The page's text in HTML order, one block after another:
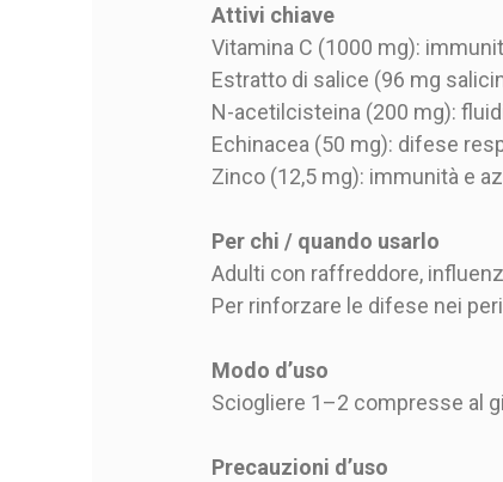
Attivi chiave
Vitamina C (1000 mg):
Estratto di salice (96 mg
N-acetilcisteina (200 mg):
Echinacea (50 mg): difese
Zinco (12,5 mg): immunità e
Per chi / quando usarlo
Adulti con raffreddore,
Per rinforzare le difese nei
Modo d’uso
Sciogliere 1–2 compresse al
Precauzioni d’uso